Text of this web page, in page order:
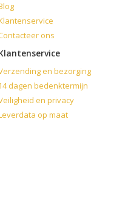
ons
en bezorging
dagen bedenktermijn
en privacy
op maat